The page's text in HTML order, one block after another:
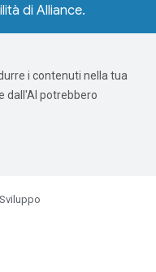
di Alliance.
i contenuti nella tua
dall'AI potrebbero
Sviluppo